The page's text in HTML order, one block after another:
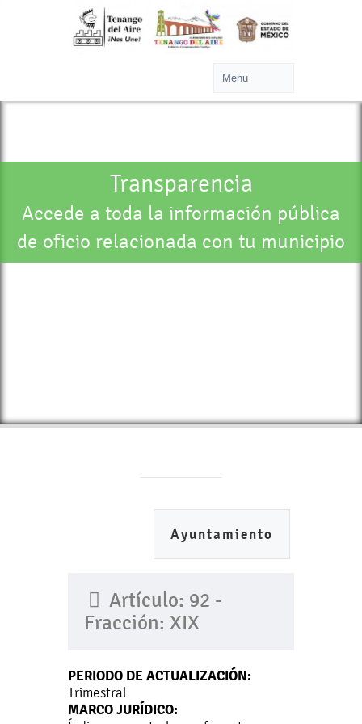
Transparencia
Accede a toda la información pública
de oficio relacionada con tu municipio
Ayuntamiento
Artículo: 92 -
Fracción: XIX
PERIODO DE ACTUALIZACIÓN:
Trimestral
MARCO JURÍDICO: